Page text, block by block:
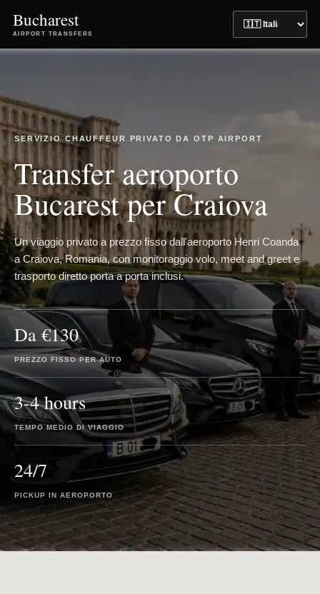
Bucharest
AIRPORT TRANSFERS
SERVIZIO CHAUFFEUR PRIVATO DA OTP AIRPORT
Transfer aeroporto
Bucarest per Craiova
Un viaggio privato a prezzo fisso dall'aeroporto Henri Coanda
a Craiova, Romania, con monitoraggio volo, meet and greet e
trasporto diretto porta a porta inclusi.
Da €130
PREZZO FISSO PER AUTO
3-4 hours
TEMPO MEDIO DI VIAGGIO
24/7
PICKUP IN AEROPORTO